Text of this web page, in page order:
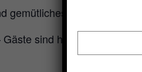
gemütliches Beisammensein
sind herzlich